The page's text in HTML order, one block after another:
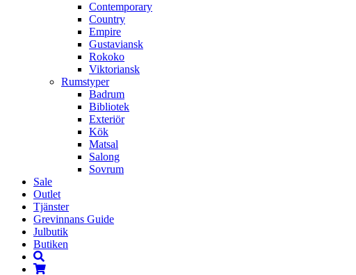
Contemporary
Country
Empire
Gustaviansk
Rokoko
Viktoriansk
Rumstyper
Badrum
Bibliotek
Exteriör
Kök
Matsal
Salong
Sovrum
Sale
Outlet
Tjänster
Grevinnans Guide
Julbutik
Butiken